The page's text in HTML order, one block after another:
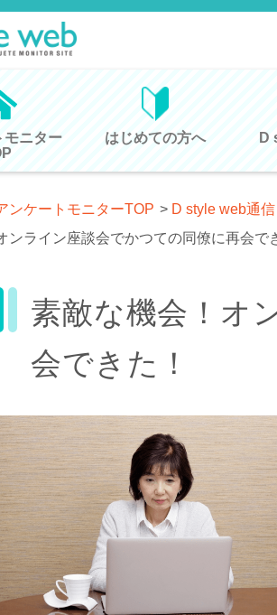
モニター
はじめての方へ D
ンケートモニターTOP > D style web通信
ンライン座談会でかつての同僚に再会で
素敵な機会！オ
会できた！